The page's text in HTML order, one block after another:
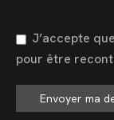
J’accepte
pour être